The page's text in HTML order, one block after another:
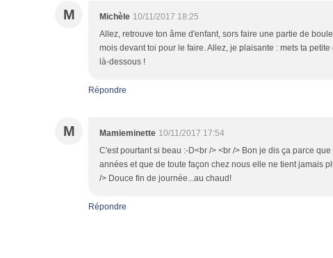
M Michèle 10/11/2017 18:25
Allez, retrouve ton âme d'enfant, sors faire une partie de
mois devant toi pour le faire. Allez, je plaisante : mets ta
là-dessous !
Répondre
M Mamieminette 10/11/2017 17:54
C'est pourtant si beau :-D<br /> <br /> Bon je dis ça parce
années et que de toute façon chez nous elle ne tient jamais
/> Douce fin de journée...au chaud!
Répondre